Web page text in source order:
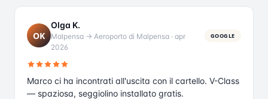
OK
Olga K.
Malpensa → Aeroporto di Malpensa · apr
2026
GOOGLE
Marco ci ha incontrati all'uscita con il cartello. V-Class
— spaziosa, seggiolino installato gratis.